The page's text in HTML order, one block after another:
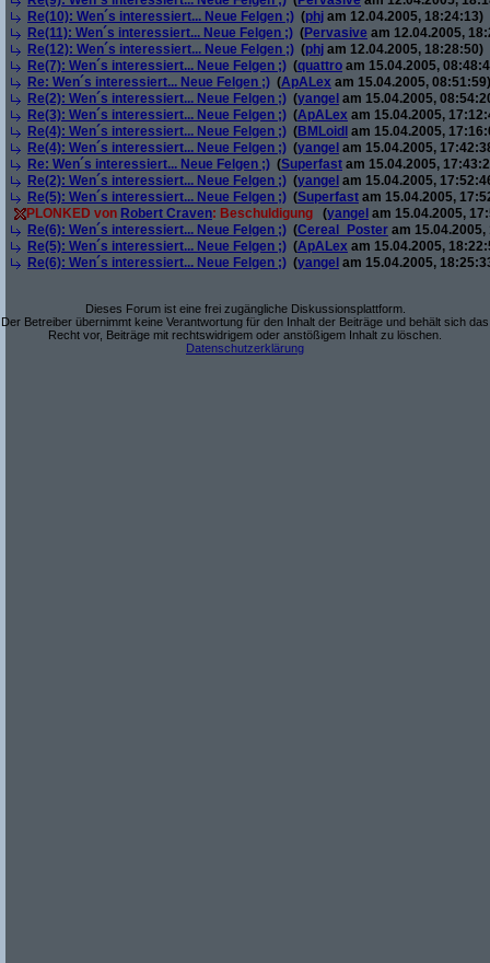
Re(10): Wen´s interessiert... Neue Felgen ;) (phj am 12.04.2005, 18:24:13)
Re(11): Wen´s interessiert... Neue Felgen ;) (Pervasive am 12.04.2005,
Re(12): Wen´s interessiert... Neue Felgen ;) (phj am 12.04.2005, 18:28:50)
Re(7): Wen´s interessiert... Neue Felgen ;) (quattro am 15.04.2005,
Re: Wen´s interessiert... Neue Felgen ;) (ApALex am 15.04.2005, 08:51:59)
Re(2): Wen´s interessiert... Neue Felgen ;) (yangel am 15.04.2005,
Re(3): Wen´s interessiert... Neue Felgen ;) (ApALex am 15.04.2005,
Re(4): Wen´s interessiert... Neue Felgen ;) (BMLoidl am 15.04.2005,
Re(4): Wen´s interessiert... Neue Felgen ;) (yangel am 15.04.2005,
Re: Wen´s interessiert... Neue Felgen ;) (Superfast am 15.04.2005,
Re(2): Wen´s interessiert... Neue Felgen ;) (yangel am 15.04.2005,
Re(5): Wen´s interessiert... Neue Felgen ;) (Superfast am 15.04.2005,
PLONKED von Robert Craven: Beschuldigung (yangel am 15.04.2005,
Re(6): Wen´s interessiert... Neue Felgen ;) (Cereal_Poster am 15.04.2005,
Re(5): Wen´s interessiert... Neue Felgen ;) (ApALex am 15.04.2005,
Re(6): Wen´s interessiert... Neue Felgen ;) (yangel am 15.04.2005,
Dieses Forum ist eine frei zugängliche Diskussionsplattform.
Der Betreiber übernimmt keine Verantwortung für den Inhalt der Beiträge und behält sich das
Recht vor, Beiträge mit rechtswidrigem oder anstößigem Inhalt zu löschen.
Datenschutzerklärung